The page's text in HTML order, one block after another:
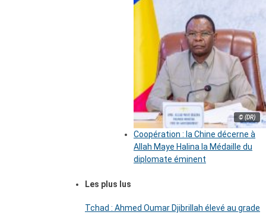
© (DR)
Coopération : la Chine décerne à
Allah Maye Halina la Médaille du
diplomate éminent
Les plus lus
Tchad : Ahmed Oumar Djibrillah élevé au grade